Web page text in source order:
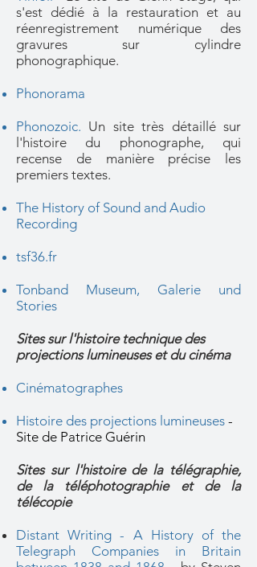
s'est dédié à la restauration et au
réenregistrement numérique des
gravures sur cylindre
phonographique.
Phonorama
Phonozoic. Un site très détaillé sur
l'histoire du phonographe, qui
recense de manière précise les
premiers textes.
The History of Sound and Audio
Recording
tsf36.fr
Tonband Museum, Galerie und
Stories
Sites sur l'histoire technique des
projections lumineuses et du cinéma
Cinématographes
Histoire des projections lumineuses -
Site de Patrice Guérin
Sites sur l'histoire de la télégraphie,
de la téléphotographie et de la
télécopie
Distant Writing - A History of the
Telegraph Companies in Britain